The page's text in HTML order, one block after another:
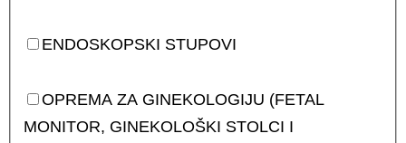
ENDOSKOPSKI STUPOVI
OPREMA ZA GINEKOLOGIJU (FETAL
MONITOR, GINEKOLOŠKI STOLCI I